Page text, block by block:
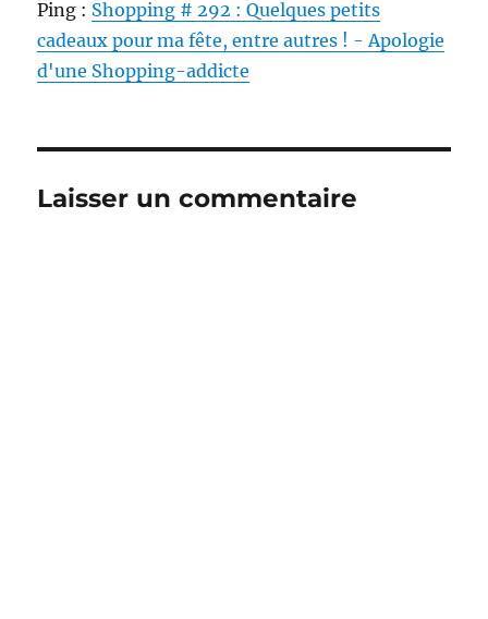
Ping : Shopping # 292 : Quelques petits
cadeaux pour ma fête, entre autres ! - Apologie
d'une Shopping-addicte
Laisser un commentaire